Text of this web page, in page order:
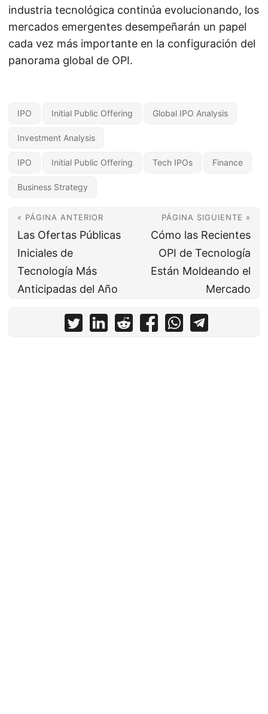
industria tecnológica continúa evolucionando, los
mercados emergentes desempeñarán un papel
cada vez más importante en la configuración del
panorama global de OPI.
IPO Initial Public Offering Global IPO Analysis
Investment Analysis
IPO Initial Public Offering Tech IPOs Finance
Business Strategy
« PÁGINA ANTERIOR
Las Ofertas Públicas
Iniciales de
Tecnología Más
Anticipadas del Año
PÁGINA SIGUIENTE »
Cómo las Recientes
OPI de Tecnología
Están Moldeando el
Mercado